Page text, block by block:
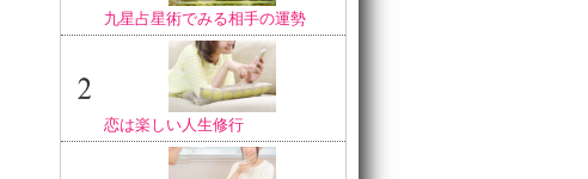
九星占星術でみる相手の運勢
恋は楽しい人生修行